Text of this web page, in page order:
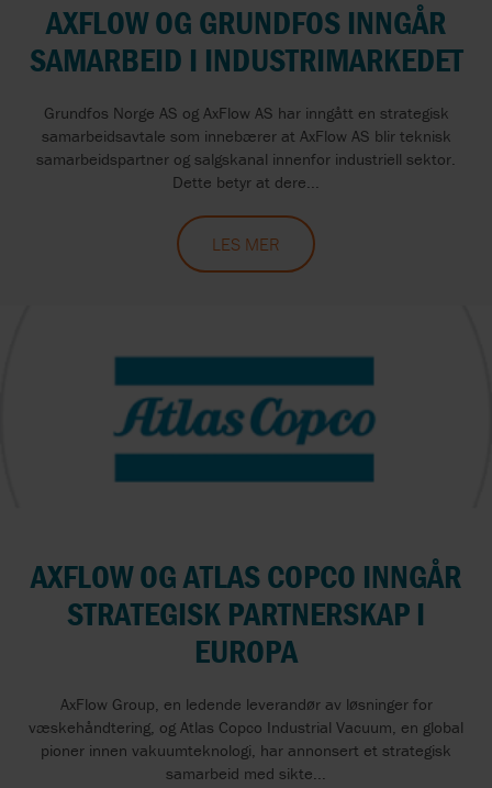
AXFLOW OG GRUNDFOS INNGÅR
SAMARBEID I INDUSTRIMARKEDET
Grundfos Norge AS og AxFlow AS har inngått en strategisk
samarbeidsavtale som innebærer at AxFlow AS blir teknisk
samarbeidspartner og salgskanal innenfor industriell sektor.
Dette betyr at dere...
LES MER
AXFLOW OG ATLAS COPCO INNGÅR
STRATEGISK PARTNERSKAP I
EUROPA
AxFlow Group, en ledende leverandør av løsninger for
væskehåndtering, og Atlas Copco Industrial Vacuum, en global
pioner innen vakuumteknologi, har annonsert et strategisk
samarbeid med sikte...